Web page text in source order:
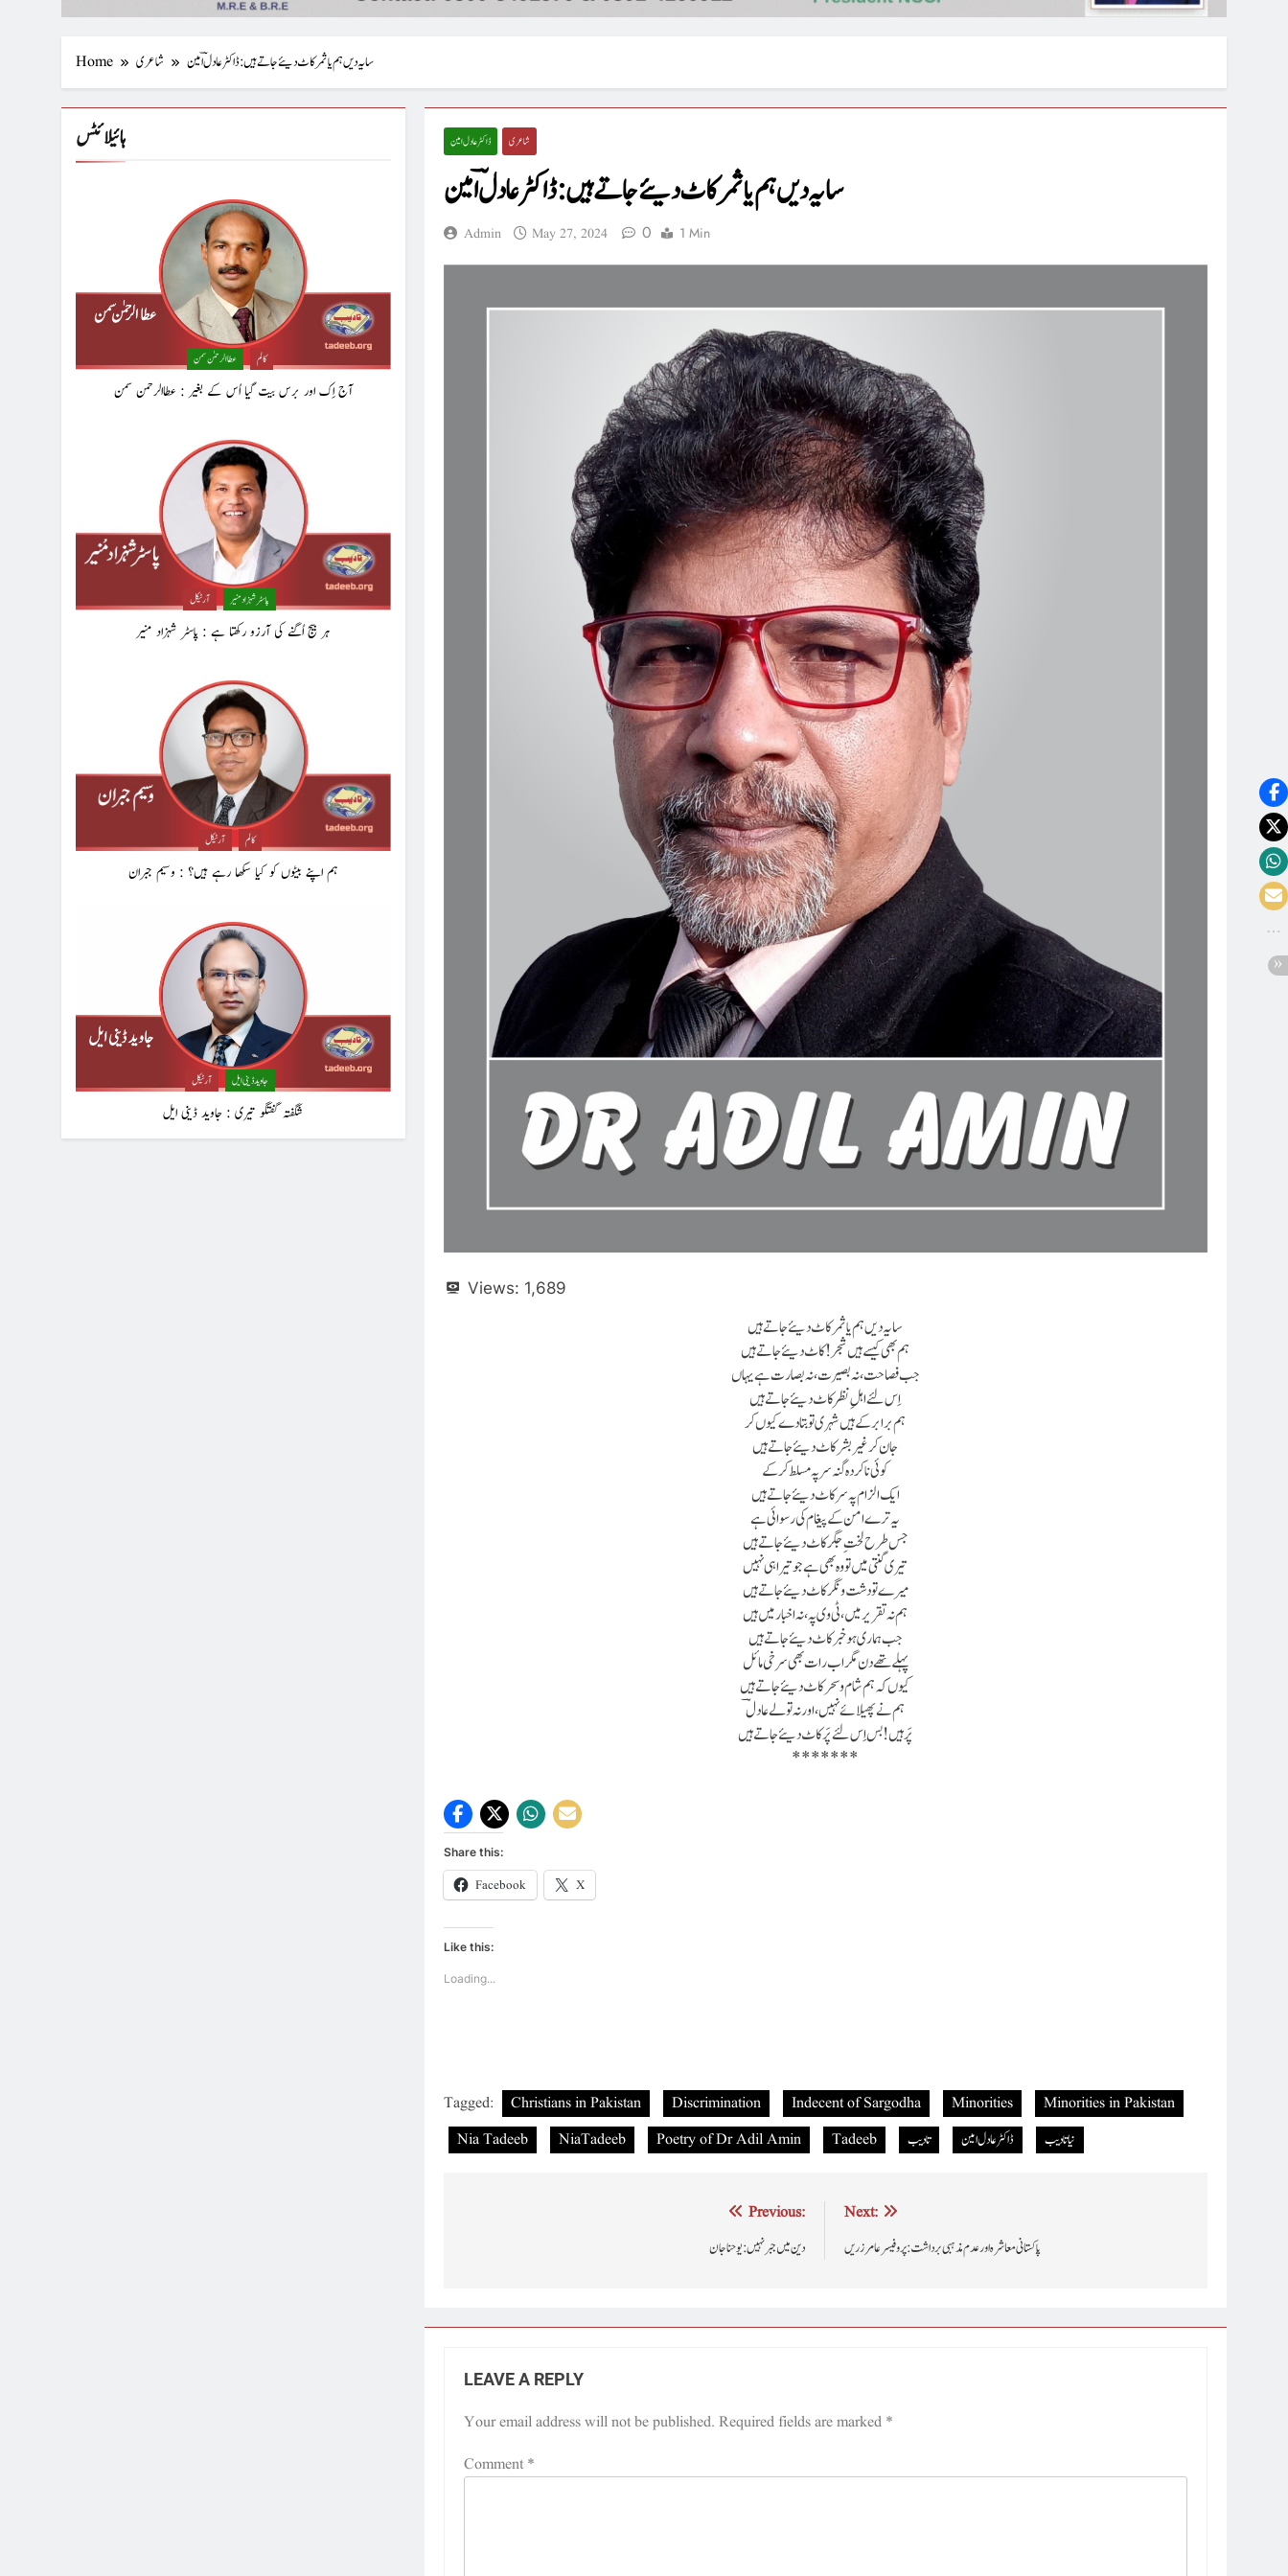
Home شاعری سایہ دیں ہم یا ثمر کاٹ دیئے جاتے ہیں : ڈاکٹر عادلؔ امین
ہائیلائٹس
عطا الرحمٰن سمن کالم
آج اِک اور برس بیت گیا اُس کے بغیر : عطاالرحمن سمن
آرٹیکل پاسٹر شہزاد منیر
ہر بیج اُگنے کی آرزو رکھتا ہے : پاسٹر شہزاد منیر
آرٹیکل کالم
ہم اپنے بیٹوں کو کیا سکھا رہے ہیں؟ : وسیم جبران
آرٹیکل جاوید ڈینی ایل
شگفتہ گفتگو تیری : جاوید ڈینی ایل
ڈاکٹر عادل امین شاعری
سایہ دیں ہم یا ثمر کاٹ دیئے جاتے ہیں : ڈاکٹر عادلؔ امین
Admin May 27, 2024 0 1 Min
Views: 1,689
سایہ دیں ہم یا ثمر کاٹ دیئے جاتے ہیں
ہم بھی کیسے ہیں شجر! کاٹ دیئے جاتے ہیں
جب فصاحت، نہ بصیرت، نہ بصارت ہے یہاں
اِس لئے اہلِ نظر کاٹ دیئے جاتے ہیں
ہم برابر کے ہیں شہری تو بتا دے کیوں کر
جان کر غیر بشر کاٹ دیئے جاتے ہیں
کوئی ناکردہ گنہ سر پہ مسلط کر کے
ایک الزام پہ سر کاٹ دیئے جاتے ہیں
یہ ترے امن کے پیغام کی رسوائی ہے
جس طرح لختِ جگر کاٹ دیئے جاتے ہیں
تیری گنتی میں تو وہ بھی ہے جو تیرا ہی نہیں
میرے تو دشت و نگر کاٹ دیئے جاتے ہیں
ہم نہ تقریر میں، ٹی وی پہ، نہ اخبار میں ہیں
جب ہماری ہو خبر کاٹ دیئے جاتے ہیں
پہلے تھے دن مگر اب رات بھی سرخی مائل
کیوں کہ ہم شام و سحر کاٹ دیئے جاتے ہیں
ہم نے پھیلائے نہیں، اور نہ تولے عادلؔ
پَر ہیں ! بس اِس لئے پَر کاٹ دیئے جاتے ہیں
*******
Share this:
Facebook X
Like this:
Loading...
Tagged: Christians in Pakistan Discrimination Indecent of Sargodha Minorities
Minorities in Pakistan
Nia Tadeeb
NiaTadeeb Poetry of Dr Adil Amin Tadeeb تادیب ڈاکٹر عادل امین نیاتادیب
Previous:
دین میں جبر نہیں : یوحناجان
Next:
پاکستانی معاشرہ اور عدم مذہبی برداشت: پروفیسر عامرزریں
LEAVE A REPLY
Your email address will not be published. Required fields are marked *
Comment *